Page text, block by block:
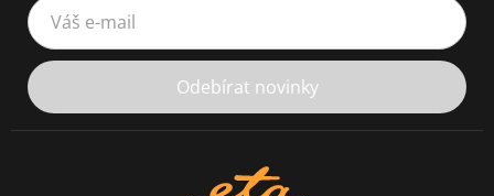
Váš e-mail
Odebírat novinky